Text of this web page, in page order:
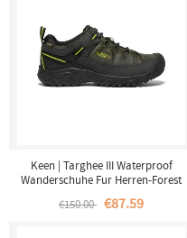
Keen | Targhee III Waterproof
Wanderschuhe Fur Herren-Forest
€150.00 €87.59